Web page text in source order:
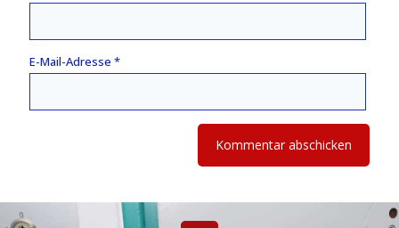
E-Mail-Adresse *